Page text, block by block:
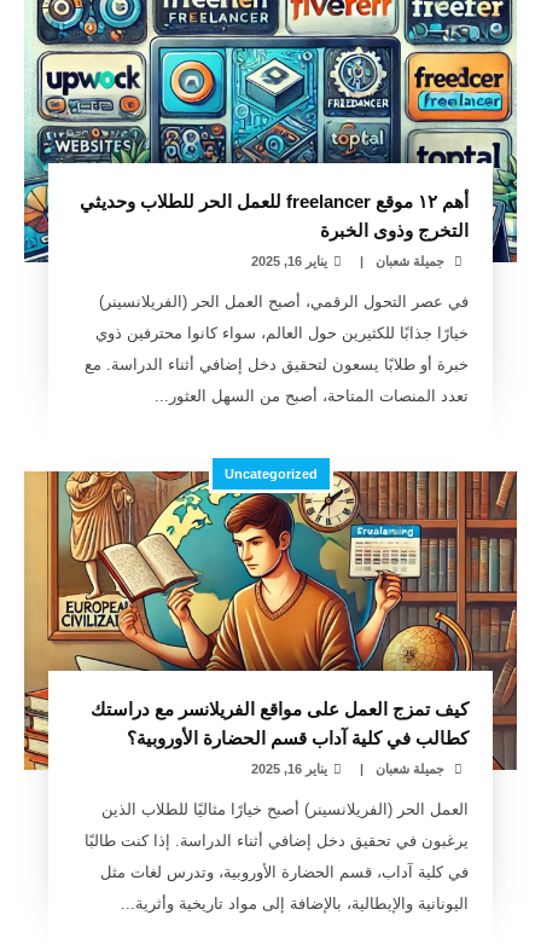
أهم ١٢ موقع freelancer للعمل الحر للطلاب وحديثي
التخرج وذوى الخبرة
جميلة شعبان | يناير 16, 2025
في عصر التحول الرقمي، أصبح العمل الحر (الفريلانسينر)
خيارًا جذابًا للكثيرين حول العالم، سواء كانوا محترفين ذوي
خبرة أو طلابًا يسعون لتحقيق دخل إضافي أثناء الدراسة. مع
تعدد المنصات المتاحة، أصبح من السهل العثور...
Uncategorized
كيف تمزج العمل على مواقع الفريلانسر مع دراستك
كطالب في كلية آداب قسم الحضارة الأوروبية؟
جميلة شعبان | يناير 16, 2025
العمل الحر (الفريلانسينر) أصبح خيارًا مثاليًا للطلاب الذين
يرغبون في تحقيق دخل إضافي أثناء الدراسة. إذا كنت طالبًا
في كلية آداب، قسم الحضارة الأوروبية، وتدرس لغات مثل
اليونانية والإيطالية، بالإضافة إلى مواد تاريخية وأثرية...